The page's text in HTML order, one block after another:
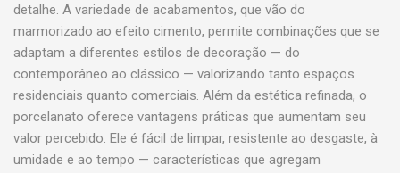
detalhe. A variedade de acabamentos, que vão do
marmorizado ao efeito cimento, permite combinações que se
adaptam a diferentes estilos de decoração — do
contemporâneo ao clássico — valorizando tanto espaços
residenciais quanto comerciais. Além da estética refinada, o
porcelanato oferece vantagens práticas que aumentam seu
valor percebido. Ele é fácil de limpar, resistente ao desgaste, à
umidade e ao tempo — características que agregam